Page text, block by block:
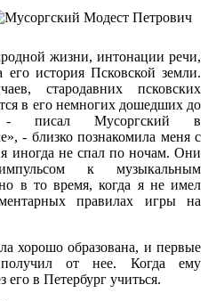
жизни, интонации речи,
его история Псковской земли.
стародавних псковских
в его немногих дошедших до
писал Мусоргский в
- близко познакомила меня с
иногда не спал по ночам. Они
к музыкальным
в то время, когда я не имел
правилах игры на
хорошо образована, и первые
от нее. Когда ему
его в Петербург учиться.